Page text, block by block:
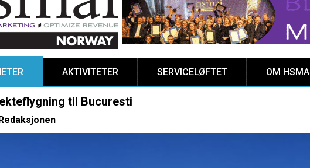
AKTIVITETER SERVICELØFTET OM HSMAI
til Bucuresti
Redaksjonen